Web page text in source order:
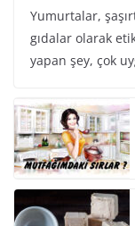
Yumurtalar,
gıdalar olarak
yapan şey, çok